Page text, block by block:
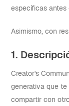
específicas
Asimismo, con
1.
Creator's
generativa que
compartir con